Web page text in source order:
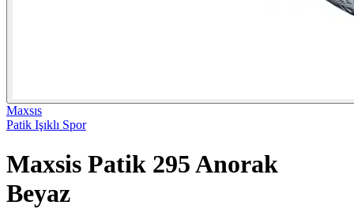
Maxsıs
Patik Işıklı Spor
Maxsis Patik 295 Anorak
Beyaz